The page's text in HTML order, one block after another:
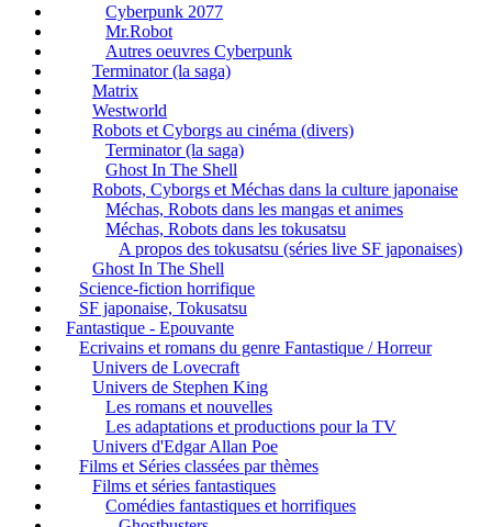
Cyberpunk 2077
Mr.Robot
Autres oeuvres Cyberpunk
Terminator (la saga)
Matrix
Westworld
Robots et Cyborgs au cinéma (divers)
Terminator (la saga)
Ghost In The Shell
Robots, Cyborgs et Méchas dans la culture japonaise
Méchas, Robots dans les mangas et animes
Méchas, Robots dans les tokusatsu
A propos des tokusatsu (séries live SF japonaises)
Ghost In The Shell
Science-fiction horrifique
SF japonaise, Tokusatsu
Fantastique - Epouvante
Ecrivains et romans du genre Fantastique / Horreur
Univers de Lovecraft
Univers de Stephen King
Les romans et nouvelles
Les adaptations et productions pour la TV
Univers d'Edgar Allan Poe
Films et Séries classées par thèmes
Films et séries fantastiques
Comédies fantastiques et horrifiques